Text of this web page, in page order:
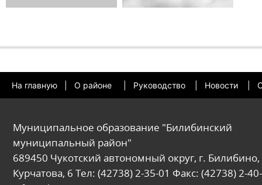
На главную О районе Руководство Новости
Муниципальное образование "Билибинский
муниципальный район"
689450 Чукотский автономный округ, г. Билибино,
Курчатова, 6 Тел: (42738) 2-35-01 Факс: (42738) 2-